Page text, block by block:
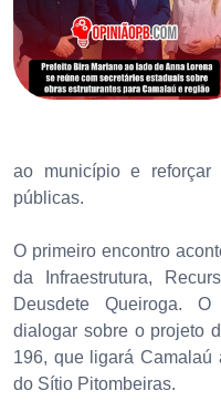
ao município e reforçar
públicas.
O primeiro encontro
da Infraestrutura,
Deusdete Queiroga.
dialogar sobre o projeto
196, que ligará Camalaú
do Sítio Pitombeiras.